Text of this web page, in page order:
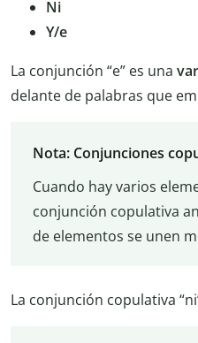
Ni
Y/e
La conjunción “e” es una
delante de palabras que
Nota: Conjunciones
Cuando hay varios
conjunción copulativa
de elementos se unen
La conjunción copulativa